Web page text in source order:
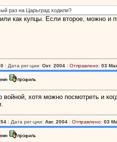
раз на Царьград ходили?
как купцы. Если второе, можно и
: Дата рег-ции: Окт. 2004: Отправлено: 03
войной, хотя можно посмотреть и
: Дата рег-ции: Авг. 2004: Отправлено: 03